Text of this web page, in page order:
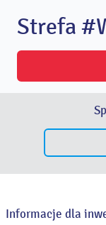
Strefa
Informacje dla